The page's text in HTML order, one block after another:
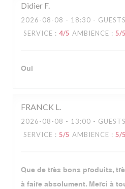
Didier F
2026-08-08 - 18:30 -
SERVICE : 4/5 AMBIENCE : 5/5
Oui
FRANCK L
2026-08-08 - 13:00 -
SERVICE : 5/5 AMBIENCE : 5/5
Que de très bons produits,
à faire absolument. Merci à